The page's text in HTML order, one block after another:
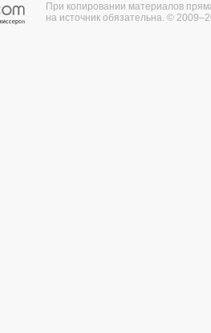
При копировании материалов
на источник обязательна. ©